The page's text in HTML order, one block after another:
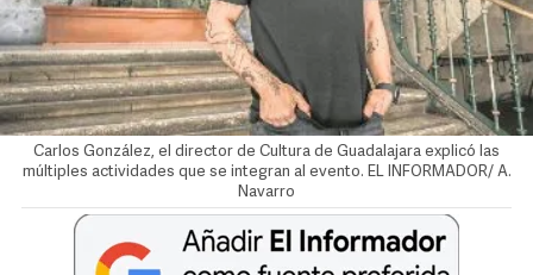
Carlos González, el director de Cultura de Guadalajara explicó las
múltiples actividades que se integran al evento. EL INFORMADOR/ A.
Navarro